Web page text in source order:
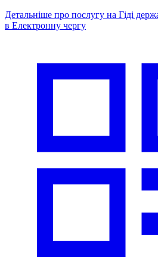
Детальніше про послугу на Гіді
в Електронну чергу